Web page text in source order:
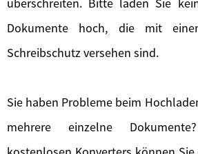
Dokumente hoch, die mit
Schreibschutz versehen sind.
Sie haben Probleme beim
mehrere einzelne